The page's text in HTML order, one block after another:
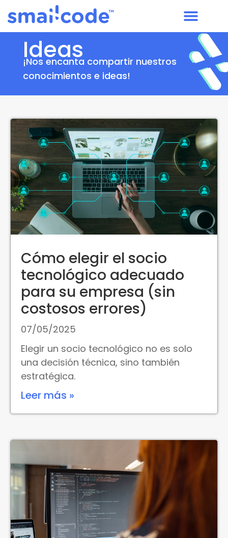
Ideas
¡Nos encanta compartir nuestros
conocimientos e ideas!
Cómo elegir el socio
tecnológico adecuado
para su empresa (sin
costosos errores)
07/05/2025
Elegir un socio tecnológico no es solo
una decisión técnica, sino también
estratégica.
Leer más »